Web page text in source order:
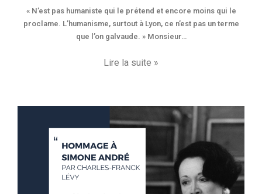
« N’est pas humaniste qui le prétend et encore moins qui le
proclame. L’humanisme, surtout à Lyon, ce n’est pas un terme
que l’on galvaude. » Monsieur…
Lire la suite »